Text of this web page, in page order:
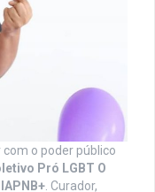
o poder público
Pró LGBT O
. Curador,